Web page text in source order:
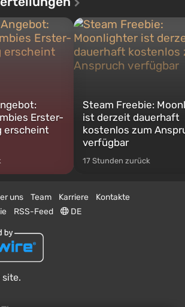
Erster-
erscheint
Steam Freebie:
ist derzeit dauerhaft
kostenlos zum
verfügbar
17 Stunden zurück
uns Team Karriere
Kontakte
RSS-Feed DE